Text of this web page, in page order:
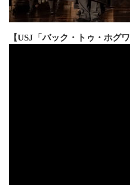
【USJ「バック・トゥ・ホグ